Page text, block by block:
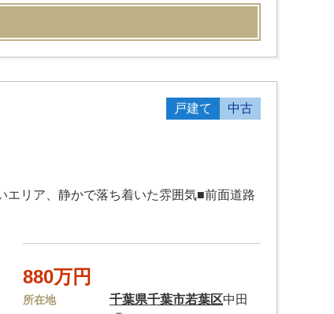
戸建て 中古
リア、静かで落ち着いた雰囲気■前面道路
880万円
所在地 千葉県千葉市若葉区中田